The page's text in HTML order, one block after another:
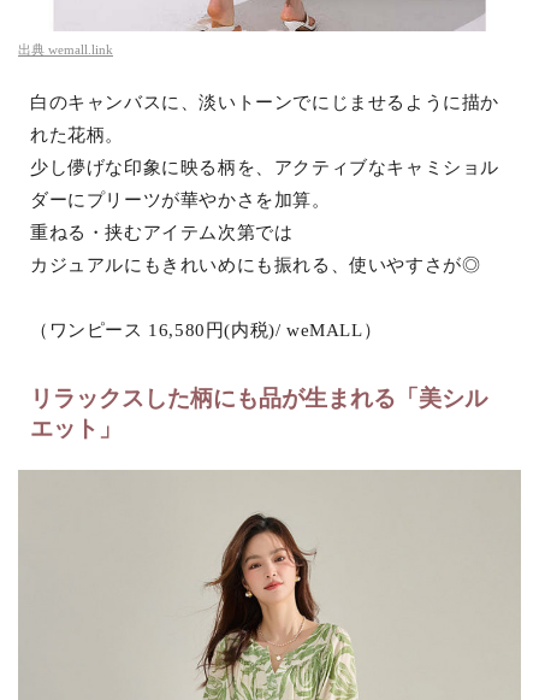
出典 wemall.link
白のキャンバスに、淡いトーンでにじませるように描か
れた花柄。
少し儚げな印象に映る柄を、アクティブなキャミショル
ダーにプリーツが華やかさを加算。
重ねる・挟むアイテム次第では
カジュアルにもきれいめにも振れる、使いやすさが◎
（ワンピース 16,580円(内税)/ weMALL）
リラックスした柄にも品が生まれる「美シル
エット」